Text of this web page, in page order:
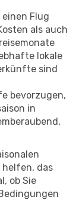
Flug
als auch
lokale
sind
bevorzugen,
in
helfen, das
ob Sie